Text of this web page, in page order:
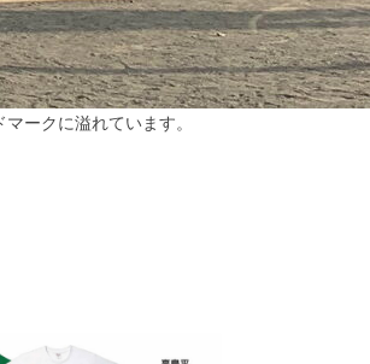
ークに溢れています。